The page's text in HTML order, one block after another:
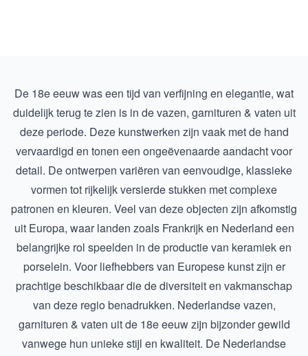
De 18e eeuw was een tijd van verfijning en elegantie, wat
duidelijk terug te zien is in de vazen, garnituren & vaten uit
deze periode. Deze kunstwerken zijn vaak met de hand
vervaardigd en tonen een ongeëvenaarde aandacht voor
detail. De ontwerpen variëren van eenvoudige, klassieke
vormen tot rijkelijk versierde stukken met complexe
patronen en kleuren. Veel van deze objecten zijn afkomstig
uit Europa, waar landen zoals Frankrijk en Nederland een
belangrijke rol speelden in de productie van keramiek en
porselein. Voor liefhebbers van Europese kunst zijn er
prachtige beschikbaar die de diversiteit en vakmanschap
van deze regio benadrukken. Nederlandse vazen,
garnituren & vaten uit de 18e eeuw zijn bijzonder gewild
vanwege hun unieke stijl en kwaliteit. De Nederlandse